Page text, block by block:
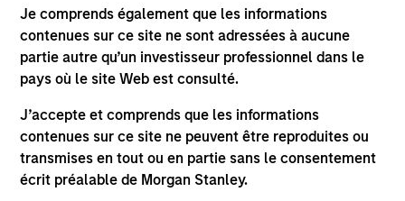
Je comprends également que les informations
contenues sur ce site ne sont adressées à aucune
partie autre qu’un investisseur professionnel dans le
pays où le site Web est consulté.
J’accepte et comprends que les informations
contenues sur ce site ne peuvent être reproduites ou
transmises en tout ou en partie sans le consentement
écrit préalable de Morgan Stanley.
Tom has authored many articles on topics ranging
from liability-driven investing to the volatility risk
premium. He is a CFA charterholder and a member
of the CFA Society of Minnesota. He has a BS in
economics and an MBA in finance from the
University of Minnesota.